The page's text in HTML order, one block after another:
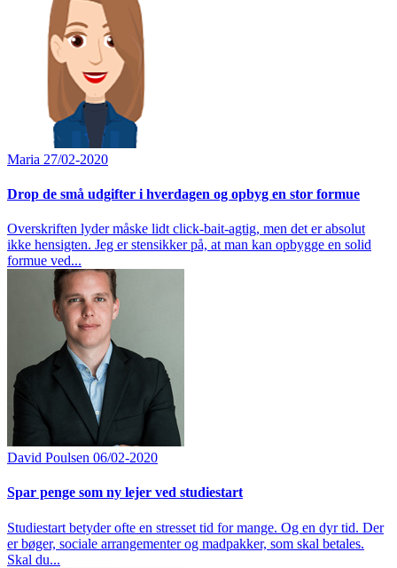
Maria 27/02-2020
Drop de små udgifter i hverdagen og opbyg en stor formue
Overskriften lyder måske lidt click-bait-agtig, men det er absolut
ikke hensigten. Jeg er stensikker på, at man kan opbygge en solid
formue ved...
David Poulsen 06/02-2020
Spar penge som ny lejer ved studiestart
Studiestart betyder ofte en stresset tid for mange. Og en dyr tid. Der
er bøger, sociale arrangementer og madpakker, som skal betales.
Skal du...